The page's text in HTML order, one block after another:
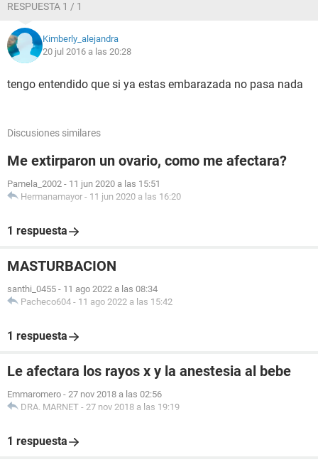
RESPUESTA 1 / 1
Kimberly_alejandra
20 jul 2016 a las 20:28
tengo entendido que si ya estas embarazada no pasa nada
Discusiones similares
Me extirparon un ovario, como me afectara?
Pamela_2002 - 11 jun 2020 a las 15:51
Hermanamayor - 11 jun 2020 a las 16:20
1 respuesta
MASTURBACION
santhi_0455 - 11 ago 2022 a las 08:34
Pacheco604 - 11 ago 2022 a las 15:42
1 respuesta
Le afectara los rayos x y la anestesia al bebe
Emmaromero - 27 nov 2018 a las 02:56
DRA. MARNET - 27 nov 2018 a las 19:19
1 respuesta